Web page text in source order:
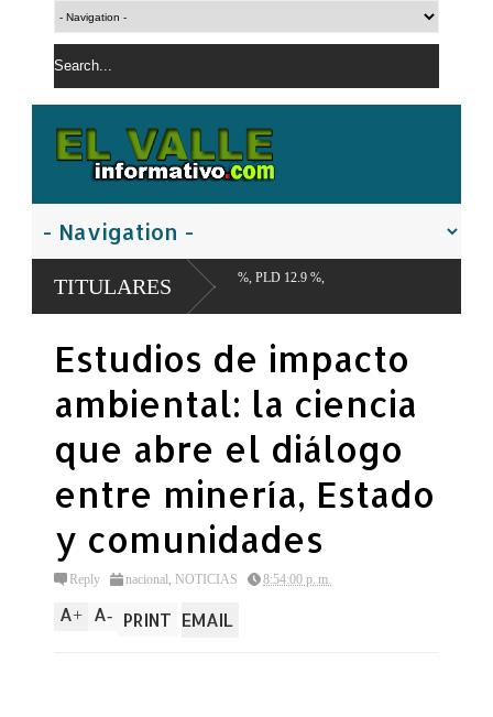
TITULARES
18.5 %, PLD 12.9 %,
Estudios de impacto
ambiental: la ciencia
que abre el diálogo
entre minería, Estado
y comunidades
Reply nacional, NOTICIAS 8:54:00 p. m.
A+ A- PRINT EMAIL